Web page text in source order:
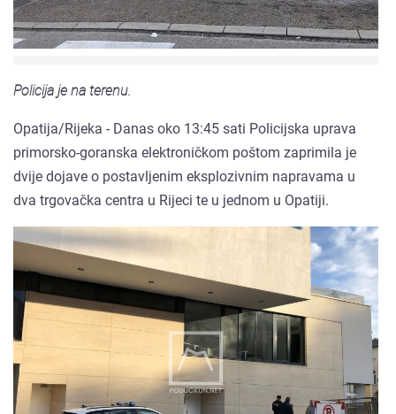
Policija je na terenu.
Opatija/Rijeka - Danas oko 13:45 sati Policijska uprava
primorsko-goranska elektroničkom poštom zaprimila je
dvije dojave o postavljenim eksplozivnim napravama u
dva trgovačka centra u Rijeci te u jednom u Opatiji.